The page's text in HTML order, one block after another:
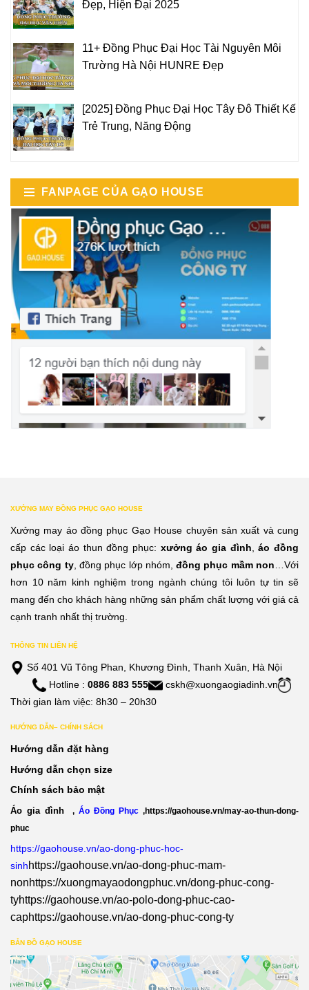
Đẹp, Hiện Đại 2025
11+ Đồng Phục Đại Học Tài Nguyên Môi
Trường Hà Nội HUNRE Đẹp
[2025] Đồng Phục Đại Học Tây Đô Thiết Kế
Trẻ Trung, Năng Động
FANPAGE CỦA GẠO HOUSE
XƯỞNG MAY ĐỒNG PHỤC GẠO HOUSE
Xưởng may áo đồng phục Gạo House chuyên sản xuất và cung
cấp các loại áo thun đồng phục: xưởng áo gia đình ,áo đồng
phục công ty, đồng phục lớp nhóm,đồng phục mầm non …Với
hơn 10 năm kinh nghiệm trong ngành chúng tôi luôn tự tin sẽ
mang đến cho khách hàng những sản phẩm chất lượng với giá cả
cạnh tranh nhất thị trường.
THÔNG TIN LIÊN HỆ
Số 401 Vũ Tông Phan, Khương Đình, Thanh Xuân, Hà Nội
Hotline : 0886 883 555
cskh@xuongaogiadinh.vn
Thời gian làm việc: 8h30 – 20h30
HƯỚNG DẪN– CHÍNH SÁCH
Hướng dẫn đặt hàng
Hướng dẫn chọn size
Chính sách bảo mật
Áo gia đình , Áo Đồng Phục ,https://gaohouse.vn/may-ao-thun-dong-
phuc
https://gaohouse.vn/ao-dong-phuc-hoc-
sinhhttps://gaohouse.vn/ao-dong-phuc-mam-
nonhttps://xuongmayaodongphuc.vn/dong-phuc-cong-
tyhttps://gaohouse.vn/ao-polo-dong-phuc-cao-
caphttps://gaohouse.vn/ao-dong-phuc-cong-ty
BẢN ĐỒ GẠO HOUSE